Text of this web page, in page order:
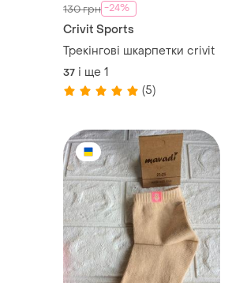
28 грн 1
Шкарпетки гладь р.37-
40(23-25) носки україна